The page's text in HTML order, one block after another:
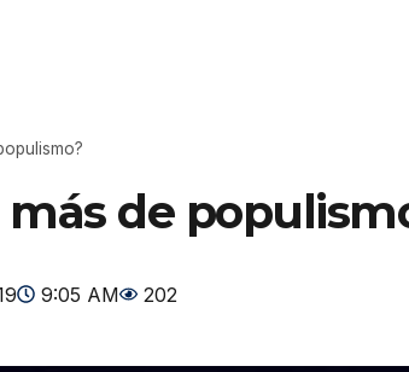
más de
9:05 AM 202